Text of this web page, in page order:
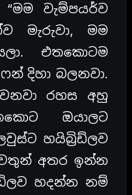
වැම්පයර්ව
මැරුවා, මම
එතකොටම
දිහා බලනවා.
රහස අහු
ඔයාලට
හයිබ්‍රිඩ්ලව
අතර ඉන්න
හදන්න නම්